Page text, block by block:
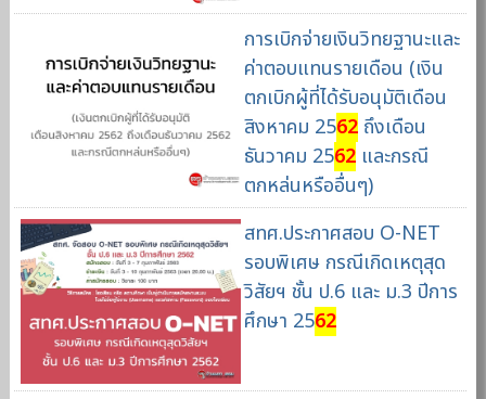
การเบิกจ่ายเงินวิทยฐานะและ
ค่าตอบแทนรายเดือน (เงิน
ตกเบิกผู้ที่ได้รับอนุมัติเดือน
สิงหาคม 2562ถึงเดือน
ธันวาคม 2562และกรณี
ตกหล่นหรืออื่นๆ)
สทศ.ประกาศสอบ O-NET
รอบพิเศษ กรณีเกิดเหตุสุด
วิสัยฯ ชั้น ป.6 และ ม.3 ปีการ
ศึกษา 2562